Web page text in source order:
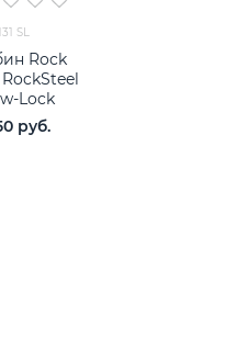
SL
Rock
Lock
руб.